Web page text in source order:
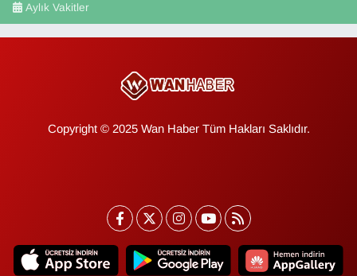
Aylık Vakitler
Copyright © 2025 Wan Haber Tüm Hakları Saklıdır.